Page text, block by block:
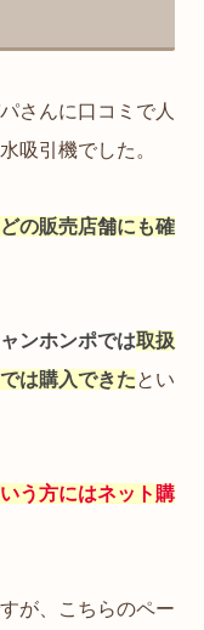
さんに口コミで人
吸引機でした。
どの販売店舗にも確
ンホンポでは取扱
は購入できたとい
う方にはネット購
が、こちらのペー